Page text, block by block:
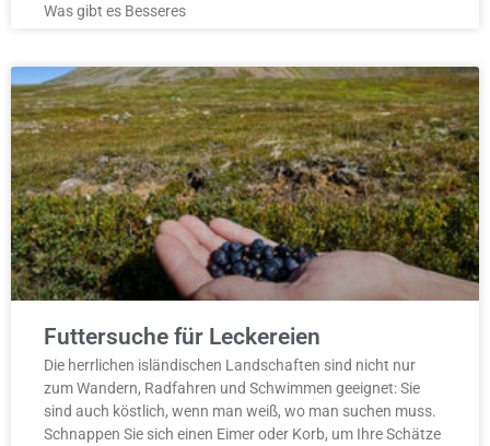
Was gibt es Besseres
Futtersuche für Leckereien
Die herrlichen isländischen Landschaften sind nicht nur
zum Wandern, Radfahren und Schwimmen geeignet: Sie
sind auch köstlich, wenn man weiß, wo man suchen muss.
Schnappen Sie sich einen Eimer oder Korb, um Ihre Schätze